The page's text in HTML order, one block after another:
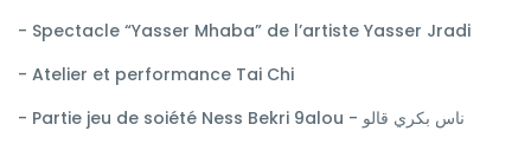
- Spectacle “Yasser Mhaba” de l’artiste Yasser Jradi
- Atelier et performance Tai Chi
- Partie jeu de soiété Ness Bekri 9alou - ناس بكري قالو